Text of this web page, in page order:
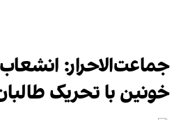
جماعت‌الاحرار:
خونین با تحریک